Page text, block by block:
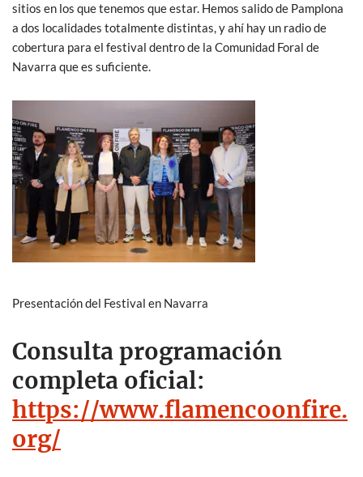
sitios en los que tenemos que estar. Hemos salido de Pamplona
a dos localidades totalmente distintas, y ahí hay un radio de
cobertura para el festival dentro de la Comunidad Foral de
Navarra que es suficiente.
Presentación del Festival en Navarra
Consulta programación
completa oficial:
https://www.flamencoonfire.
org/